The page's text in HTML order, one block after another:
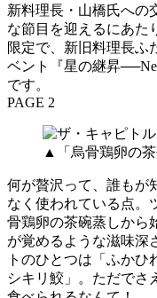
新料理長・山橋氏への
な節目を迎えるにあた
限定で、新旧料理長ふ
ベント『星の継昇
です。
PAGE 2
▲「烏骨鶏卵の茶
何が贅沢って、誰もが
なく使われている点。
骨鶏卵の茶碗蒸しから
が覚めるような滋味深
トのひとつは「ふかひ
シキリ鮫」。ただでさ